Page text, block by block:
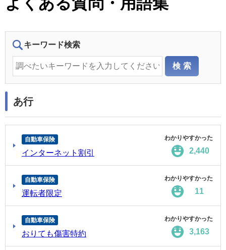
キーワード検索
あ行
自動車保険
インターネット割引
わかりやすかった
2,440
自動車保険
運転者限定
わかりやすかった
11
自動車保険
おりても傷害特約
わかりやすかった
3,163